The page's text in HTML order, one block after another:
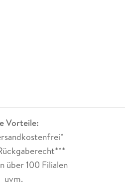
Vorteile:
über 100 Filialen
uvm.